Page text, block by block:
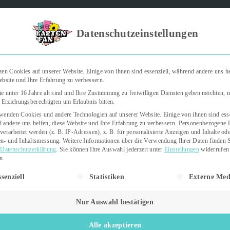
Trading Cards
Datenschutzeinstellungen
Cookies auf unserer Website. Einige von ihnen sind essenziell, während andere uns
und Ihre Erfahrung zu verbessern.
unter 16 Jahre alt sind und Ihre Zustimmung zu freiwilligen Diensten geben möchten,
um Erlaubnis bitten.
Cookies und andere Technologien auf unserer Website. Einige von ihnen sind
andere uns helfen, diese Website und Ihre Erfahrung zu verbessern. Personenbezogene
werden (z. B. IP-Adressen), z. B. für personalisierte Anzeigen und Inhalte
und Inhaltsmessung. Weitere Informationen über die Verwendung Ihrer Daten finden
Datenschutzerklärung. Sie können Ihre Auswahl jederzeit unterEinstellungenwiderrufen
eine Liste der Service-Gruppen, für die eine Einwilligung erteilt
Statistiken Externe
Nur Auswahl bestätigen
Alle akzeptieren